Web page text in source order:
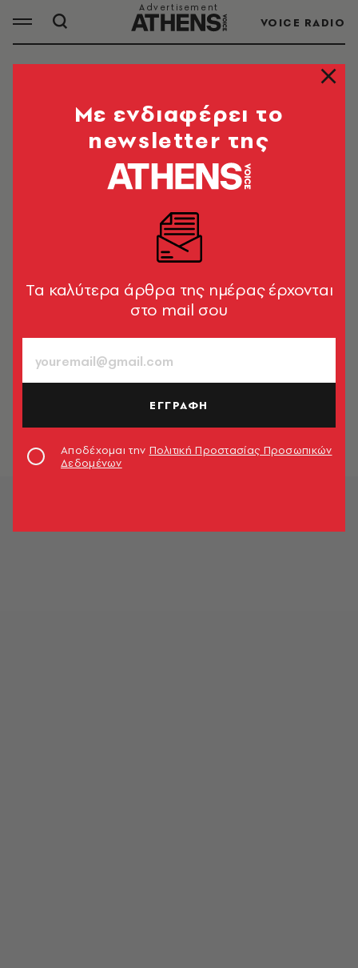
VOICE RADIO
ΕΘΝΙΚΟΣ ΚΗΠΟΣ
ΟΛΑ ΤΑ ΑΡΘΡΑ ΤΟΥ TAG
LIFE IN ATHENS
δημιουργική απασχόληση για παιδιά
το καλοκαίρι στον Εθνικό Κήπο
LIFE IN ATHENS
Εθνικός Κήπος: Η άγνωστη ιστορία
του 1837
Mε ενδιαφέρει το
newsletter της
Tα καλύτερα άρθρα της ημέρας έρχονται
στο mail σου
ΕΓΓΡΑΦΗ
Αποδέχομαι την Πολιτική Προστασίας Προσωπικών
Δεδομένων